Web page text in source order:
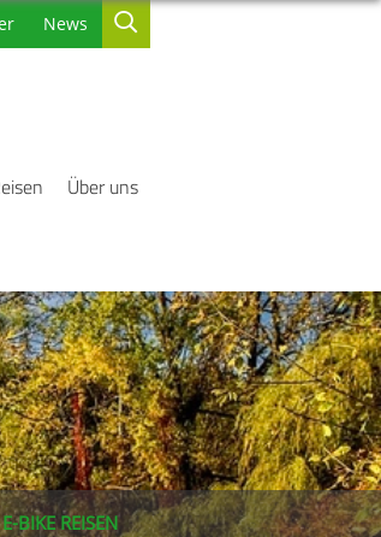
News
Über uns
BIKE REISEN